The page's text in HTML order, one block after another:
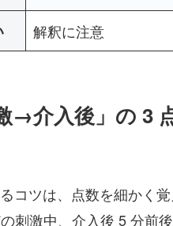
解釈に注意
→介入後」の 3
コツは、点数を細かく覚
刺激中、介入後 5 分前